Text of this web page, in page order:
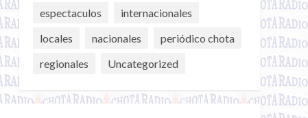
espectaculos
internacionales
locales
nacionales
periódico chota
regionales
Uncategorized